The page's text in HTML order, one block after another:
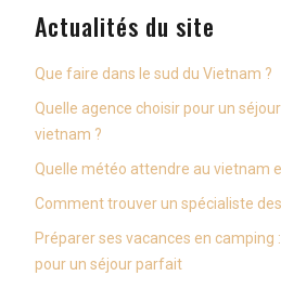
Actualités du site
Que faire dans le sud du Vietnam ?
Quelle agence choisir pour un
vietnam ?
Quelle météo attendre au vietnam
Comment trouver un spécialiste
Préparer ses vacances en camping
pour un séjour parfait